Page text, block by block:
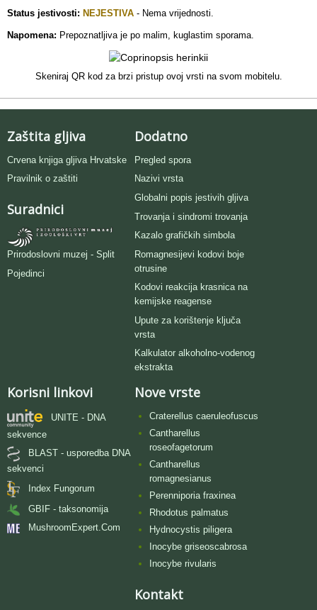
Status jestivosti: NEJESTIVA - Nema vrijednosti.
Napomena: Prepoznatljiva je po malim, kuglastim sporama.
Skeniraj QR kod za brzi pristup ovoj vrsti na svom mobitelu.
Zaštita gljiva
Crvena knjiga gljiva Hrvatske
Pravilnik o zaštiti
Suradnici
Prirodoslovni muzej - Split
Pojedinci
Dodatno
Pregled spora
Nazivi vrsta
Globalni popis jestivih gljiva
Trovanja i sindromi trovanja
Kazalo grafičkih simbola
Romagnesijevi kodovi boje
otrusine
Kodovi reakcija krasnica na
kemijske reagense
Upute za korištenje ključa
vrsta
Kalkulator alkoholno-vodenog
ekstrakta
Korisni linkovi
UNITE - DNA
sekvence
BLAST - usporedba DNA
sekvenci
Index Fungorum
GBIF - taksonomija
MushroomExpert.Com
Nove vrste
Craterellus caeruleofuscus
Cantharellus
roseofagetorum
Cantharellus
romagnesianus
Perenniporia fraxinea
Rhodotus palmatus
Hydnocystis piligera
Inocybe griseoscabrosa
Inocybe rivularis
Kontakt